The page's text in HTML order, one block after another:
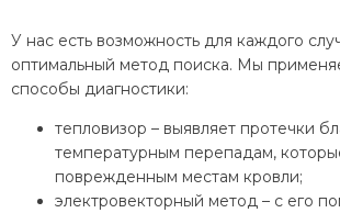
У нас есть возможность для каждого
оптимальный метод поиска. Мы
способы диагностики:
тепловизор – выявляет протечки
температурным перепадам,
поврежденным местам кровли;
электровекторный метод – с его